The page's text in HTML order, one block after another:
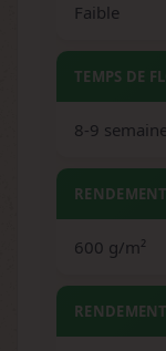
Faible
TEMPS DE
8-9
600 g/m²